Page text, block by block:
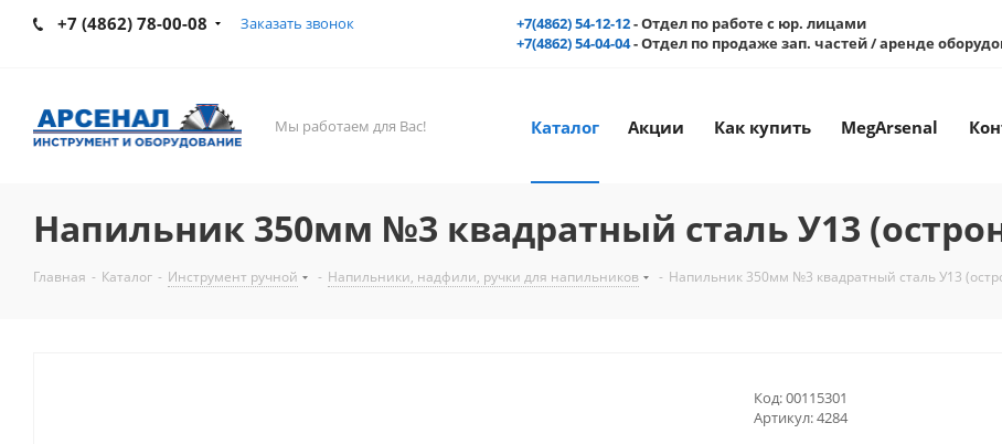
+7 (4862) 78-00-08 Заказать звонок +7(4862) 54-12-12- Отдел по работе с юр. лицами
+7(4862) 54-04-04- Отдел по продаже зап. частей / аренде
Мы работаем для Вас! Каталог Акции Как купить MegArsenal
Напильник 350мм №3 квадратный сталь У13
Главная - Каталог - Инструмент ручной - Напильники, надфили, ручки для напильников - Напильник 350мм №3 квадратный сталь У13
Код:00115301
Артикул:4284